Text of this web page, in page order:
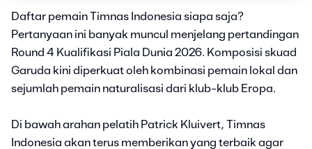
Daftar pemain Timnas Indonesia siapa saja?
Pertanyaan ini banyak muncul menjelang pertandingan
Round 4 Kualifikasi Piala Dunia 2026. Komposisi skuad
Garuda kini diperkuat oleh kombinasi pemain lokal dan
sejumlah pemain naturalisasi dari klub-klub Eropa.
Di bawah arahan pelatih Patrick Kluivert, Timnas
Indonesia akan terus memberikan yang terbaik agar